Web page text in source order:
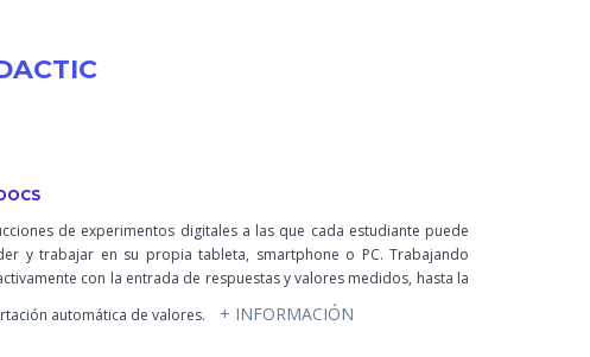
de experimentos digitales a las que cada estudiante puede
y trabajar en su propia tableta, smartphone o PC. Trabajando
con la entrada de respuestas y valores medidos, hasta la
automática de valores.
+ INFORMACIÓN